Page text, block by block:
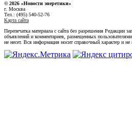
© 2026 «Новости энеретики»
г. Москва
Тел.: (495) 540-52-76
Карта сайта
Перепечатка материала с сайта без разрешения Редакции
объявлений и комментариев, размещенных
не несет. Вся информация носит справочный характер и не